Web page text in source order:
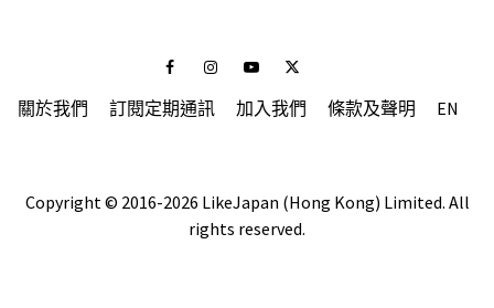
FacebookInstagramYoutubeTwitter
關於我們 訂閱定期通訊 加入我們 條款及聲明 EN
Copyright © 2016-2026 LikeJapan (Hong Kong) Limited. All
rights reserved.